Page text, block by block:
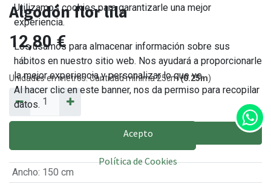
Algodón flor lila
12,80€
Unidades en metros. Cantidad mínima 25cm(0.25m)
AÑADIR AL CARRITO
Ancho: 150 cm
Utilizamos cookies para garantizarle una mejor
experiencia.
Los usamos para almacenar información sobre sus
hábitos en nuestro sitio web. Nos ayudará a proporcionarle
la mejor experiencia y personalizar lo que ve.
Al hacer clic en este banner, nos da permiso para recopilar
datos.
Acepto
Política de Cookies